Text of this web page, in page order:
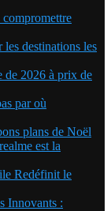
compromettre
les destinations les
de 2026 à prix de
par où
plans de Noël
est la
Redéfinit le
Innovants :